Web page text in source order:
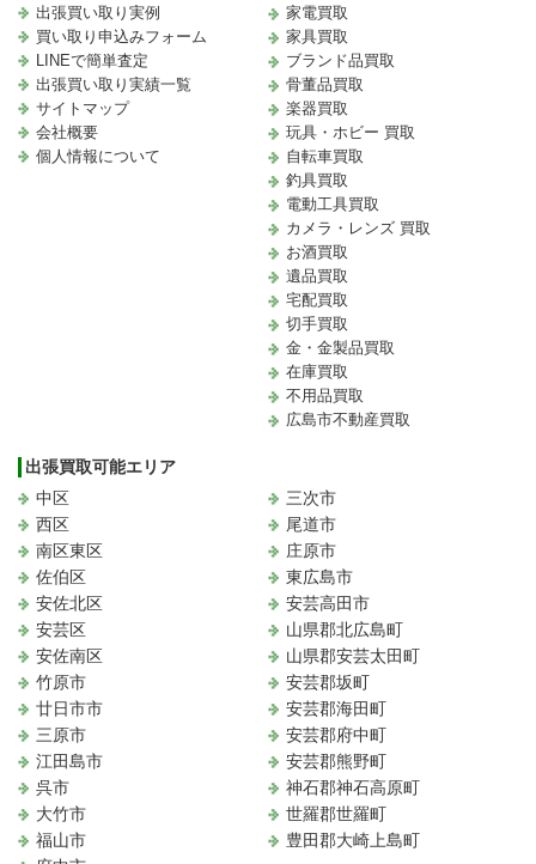
出張買い取り実例
買い取り申込みフォーム
LINEで簡単査定
出張買い取り実績一覧
サイトマップ
会社概要
個人情報について
家電買取
家具買取
ブランド品買取
骨董品買取
楽器買取
玩具・ホビー 買取
自転車買取
釣具買取
電動工具買取
カメラ・レンズ 買取
お酒買取
遺品買取
宅配買取
切手買取
金・金製品買取
在庫買取
不用品買取
広島市不動産買取
出張買取可能エリア
中区
西区
南区東区
佐伯区
安佐北区
安芸区
安佐南区
竹原市
廿日市市
三原市
江田島市
呉市
大竹市
福山市
三次市
尾道市
庄原市
東広島市
安芸高田市
山県郡北広島町
山県郡安芸太田町
安芸郡坂町
安芸郡海田町
安芸郡府中町
安芸郡熊野町
神石郡神石高原町
世羅郡世羅町
豊田郡大崎上島町